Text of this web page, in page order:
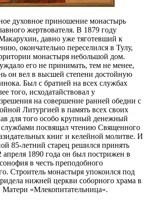
духовное приношение монастырь
жертвователя. В 1879 году
давно уже тяготевший к
окончательно переселился в Тулу,
монастыря небольшой дом.
его не принимать, тем не менее,
он вел в высшей степени достойную
Был с братией на всех службах
того, исходатайствовал у
на совершение ранней обедни с
Литургией в память всех своих
для того особо крупный денежный
посвящал чтению Священного
книг и келейной молитве. И
85-летний старец решился принять
апреля 1890 года он был пострижен в
в честь преподобного
Строитель монастыря упокоился под
нижней церкви соборного храма в
«Млекопитательница».